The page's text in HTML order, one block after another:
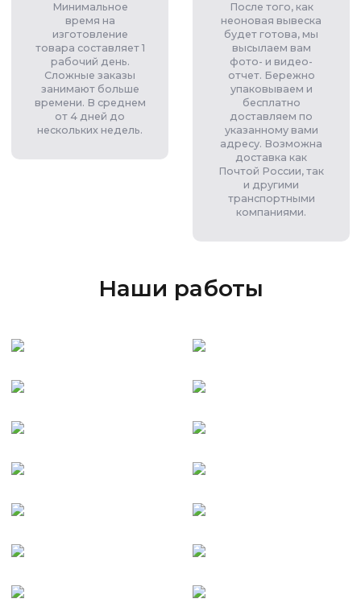
Минимальное
время на
изготовление
товара составляет 1
рабочий день.
Сложные заказы
занимают больше
времени. В среднем
от 4 дней до
нескольких недель.
После того, как
неоновая вывеска
будет готова, мы
высылаем вам
фото- и видео-
отчет. Бережно
упаковываем и
бесплатно
доставляем по
указанному вами
адресу. Возможна
доставка как
Почтой России, так
и другими
транспортными
компаниями.
Наши работы